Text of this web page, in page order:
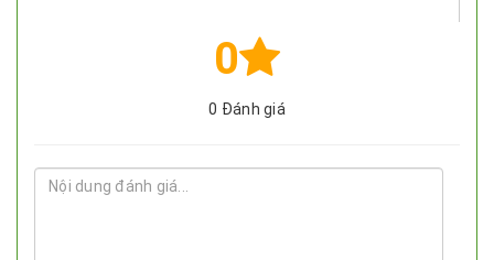
0
0 Đánh giá